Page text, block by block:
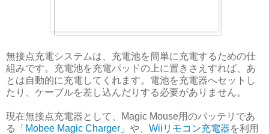
無接点充電システムは、充電池を簡単に充電するための仕
組みです。充電池を充電パッドの上に置きさえすれば、あ
とは自動的に充電してくれます。電池を充電器へセットし
たり、ケーブルを差し込んだりする必要がありません。
現在無接点充電器として、Magic Mouse用のバッテリであ
る
「Mobee Magic Charger」 や、 Wiiリモコン充電器を利用